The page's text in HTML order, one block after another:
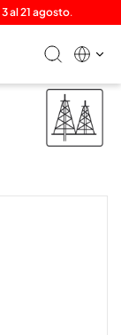
al 21 agosto.